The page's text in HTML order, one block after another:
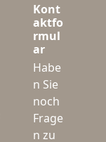
Kont
aktfo
rmul
ar
Habe
n Sie
noch
Frage
n zu